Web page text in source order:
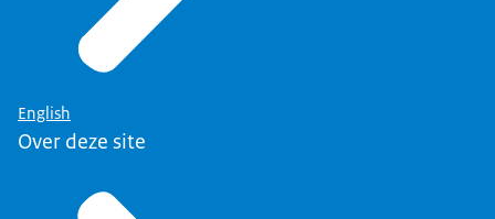
English
Over deze site